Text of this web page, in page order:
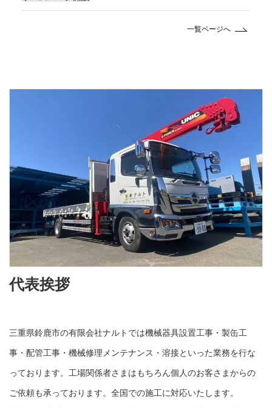
一覧ページへ
代表挨拶
三重県鈴鹿市の有限会社ナルトでは機械器具設置工事・製缶工
事・配管工事・機械修理メンテナンス・溶接といった業務を行な
っております。工場関係者さまはもちろん個人のお客さまからの
ご依頼も承っております。全国での施工に対応いたします。